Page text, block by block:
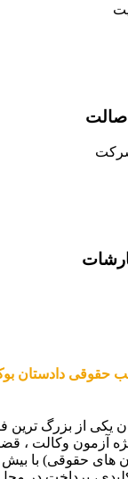
حقوقی دادستان
یکی از بزرگ ترین
آزمون وکالت ،
های حقوقی) با بیش